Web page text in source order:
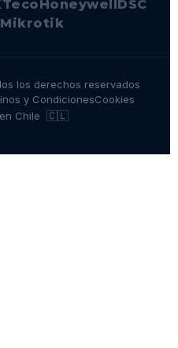
HoneywellDSC
Mikrotik
los derechos reservados
y CondicionesCookies
Chile 🇨🇱